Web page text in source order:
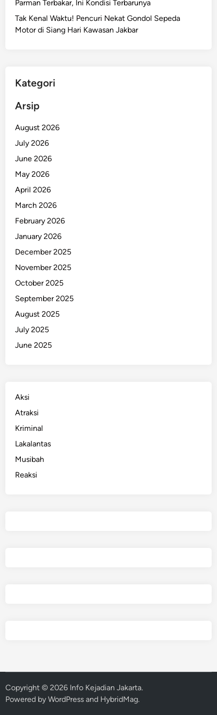
Parman Terbakar, Ini Kondisi Terbarunya
Tak Kenal Waktu! Pencuri Nekat Gondol Sepeda
Motor di Siang Hari Kawasan Jakbar
Kategori
Arsip
August 2026
July 2026
June 2026
May 2026
April 2026
March 2026
February 2026
January 2026
December 2025
November 2025
October 2025
September 2025
August 2025
July 2025
June 2025
Aksi
Atraksi
Kriminal
Lakalantas
Musibah
Reaksi
Copyright © 2026 Info Kejadian Jakarta.
Powered byWordPress and HybridMag.